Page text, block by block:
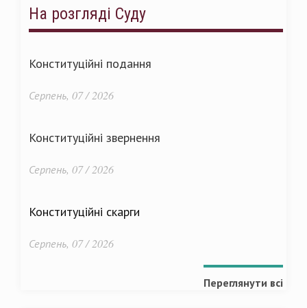
На розгляді Суду
Конституційні подання
Серпень, 07 / 2026
Конституційні звернення
Серпень, 07 / 2026
Конституційні скарги
Серпень, 07 / 2026
Переглянути всі